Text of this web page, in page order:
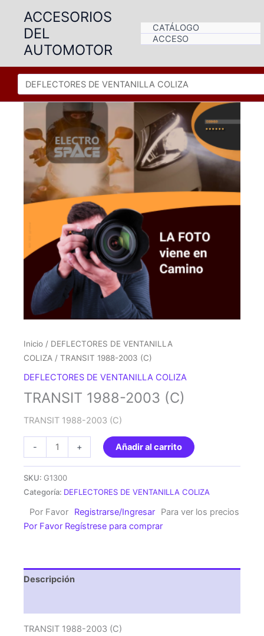
contenido
ACCESORIOS
DEL
AUTOMOTOR
CATÁLOGO
ACCESO
Inicio / DEFLECTORES DE VENTANILLA
COLIZA / TRANSIT 1988-2003 (C)
DEFLECTORES DE VENTANILLA COLIZA
TRANSIT 1988-2003 (C)
TRANSIT 1988-2003 (C)
-
TRANSIT
1988-
cantidad
+ Añadir al carrito
SKU: G1300
Categoría: DEFLECTORES DE VENTANILLA COLIZA
Por Favor Registrarse/Ingresar
Para ver los precios
Por Favor Regístrese para comprar
Descripción
TRANSIT 1988-2003 (C)